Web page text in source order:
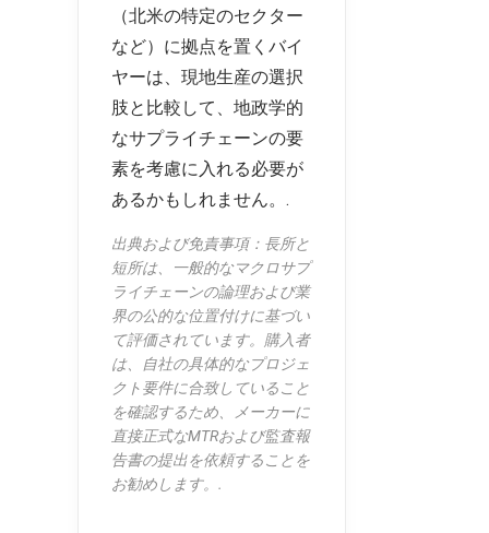
（北米の特定のセクター
など）に拠点を置くバイ
ヤーは、現地生産の選択
肢と比較して、地政学的
なサプライチェーンの要
素を考慮に入れる必要が
あるかもしれません。.
出典および免責事項：長所と
短所は、一般的なマクロサプ
ライチェーンの論理および業
界の公的な位置付けに基づい
て評価されています。購入者
は、自社の具体的なプロジェ
クト要件に合致していること
を確認するため、メーカーに
直接正式なMTRおよび監査報
告書の提出を依頼することを
お勧めします。.